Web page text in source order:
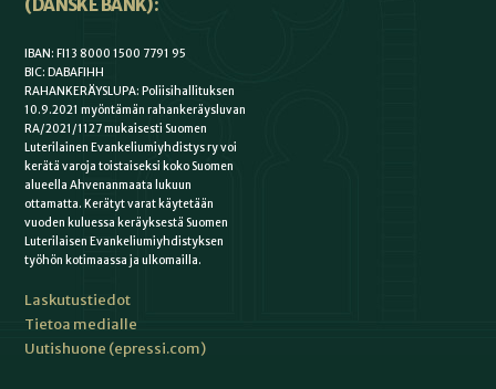
(DANSKE BANK):
IBAN: FI13 8000 1500 7791 95
BIC: DABAFIHH
RAHANKERÄYSLUPA: Poliisihallituksen
10.9.2021 myöntämän rahankeräysluvan
RA/2021/1127 mukaisesti Suomen
Luterilainen Evankeliumiyhdistys ry voi
kerätä varoja toistaiseksi koko Suomen
alueella Ahvenanmaata lukuun
ottamatta. Kerätyt varat käytetään
vuoden kuluessa keräyksestä Suomen
Luterilaisen Evankeliumiyhdistyksen
työhön kotimaassa ja ulkomailla.
Laskutustiedot
Tietoa medialle
Uutishuone (epressi.com)